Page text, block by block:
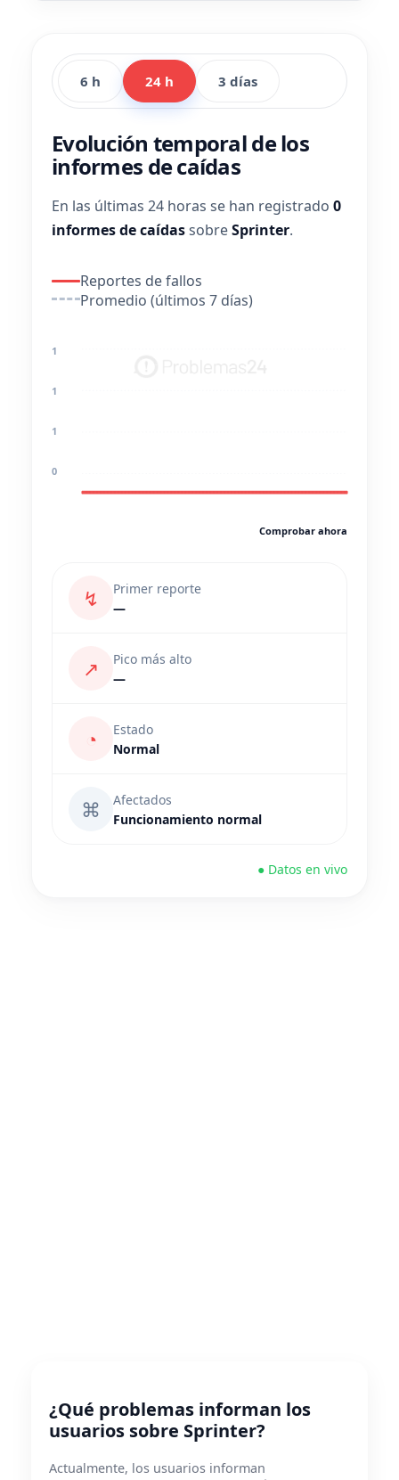
6 h 24 h 3 días
Evolución temporal de los
informes de caídas
En las últimas 24 horas se han registrado 0
informes de caídassobreSprinter.
Reportes de fallos
Promedio (últimos 7 días)
1
1
1
0
Comprobar ahora
↯
Primer reporte
—
↗
Pico más alto
—
◔
Estado
Normal
⌘
Afectados
Funcionamiento normal
● Datos en vivo
¿Qué problemas informan los
usuarios sobre Sprinter?
Actualmente, los usuarios informan